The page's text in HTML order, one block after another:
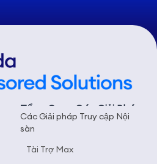
Tổng Quan Các Giải Pháp
Các Giải pháp Truy cập Nội
sàn
Tài Trợ Max